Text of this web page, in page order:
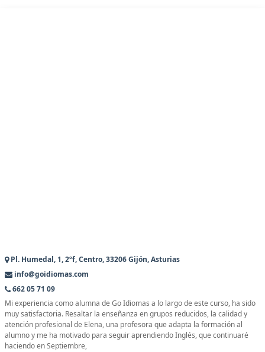
Pl. Humedal, 1, 2ºf, Centro, 33206 Gijón, Asturias
info@goidiomas.com
662 05 71 09
Mi experiencia como alumna de Go Idiomas a lo largo de este curso, ha sido
muy satisfactoria. Resaltar la enseñanza en grupos reducidos, la calidad y
atención profesional de Elena, una profesora que adapta la formación al
alumno y me ha motivado para seguir aprendiendo Inglés, que continuaré
haciendo en Septiembre,